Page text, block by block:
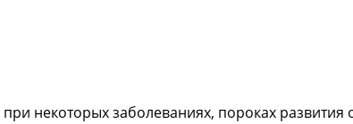
некоторых заболеваниях, пороках развития